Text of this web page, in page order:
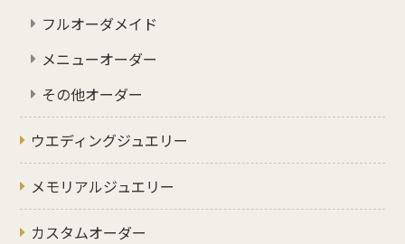
フルオーダメイド
メニューオーダー
その他オーダー
ウエディングジュエリー
メモリアルジュエリー
カスタムオーダー